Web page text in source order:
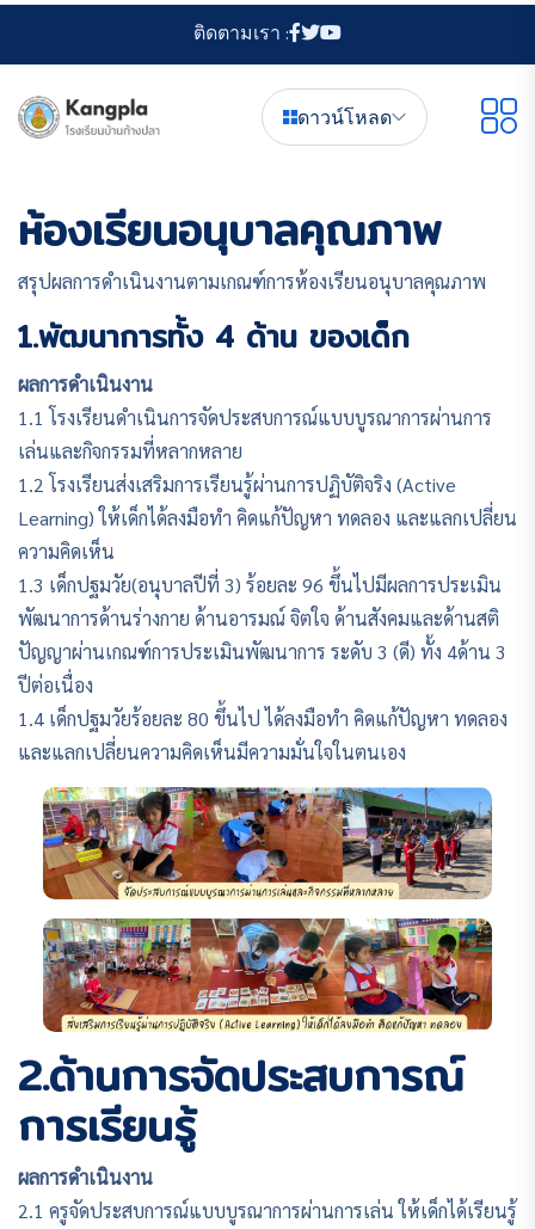
ติดตามเรา :
ดาวน์โหลด
ห้องเรียนอนุบาลคุณภาพ
สรุปผลการดำเนินงานตามเกณฑ์การห้องเรียนอนุบาลคุณภาพ
1.พัฒนาการทั้ง 4 ด้าน ของเด็ก
ผลการดำเนินงาน
1.1 โรงเรียนดำเนินการจัดประสบการณ์แบบบูรณาการผ่านการ
เล่นและกิจกรรมที่หลากหลาย
1.2 โรงเรียนส่งเสริมการเรียนรู้ผ่านการปฏิบัติจริง (Active
Learning) ให้เด็กได้ลงมือทำ คิดแก้ปัญหา ทดลอง และแลกเปลี่ยน
ความคิดเห็น
1.3 เด็กปฐมวัย(อนุบาลปีที่ 3) ร้อยละ 96 ขึ้นไปมีผลการประเมิน
พัฒนาการด้านร่างกาย ด้านอารมณ์ จิตใจ ด้านสังคมและด้านสติ
ปัญญาผ่านเกณฑ์การประเมินพัฒนาการ ระดับ 3 (ดี) ทั้ง 4ด้าน 3
ปีต่อเนื่อง
1.4 เด็กปฐมวัยร้อยละ 80 ขึ้นไป ได้ลงมือทำ คิดแก้ปัญหา ทดลอง
และแลกเปลี่ยนความคิดเห็นมีความมั่นใจในตนเอง
2.ด้านการจัดประสบการณ์
การเรียนรู้
ผลการดำเนินงาน
2.1 ครูจัดประสบการณ์แบบบูรณาการผ่านการเล่น ให้เด็กได้เรียนรู้